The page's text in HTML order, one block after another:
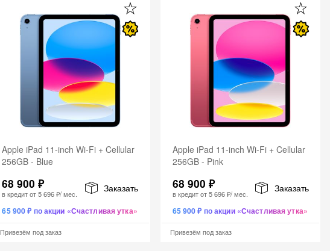
Apple iPad 11-inch Wi-Fi + Cellular
256GB - Blue
68 900 ₽
в кредит от5 696 ₽/ мес.
Заказать
65 900 ₽ по акции «Счастливая утка»
Привезём под заказ
Apple iPad 11-inch Wi-Fi + Cellular
256GB - Pink
68 900 ₽
в кредит от5 696 ₽/ мес.
Заказать
65 900 ₽ по акции «Счастливая утка»
Привезём под заказ